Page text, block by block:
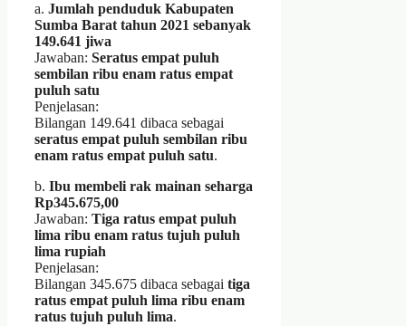
a. Jumlah penduduk Kabupaten
Sumba Barat tahun 2021 sebanyak
149.641 jiwa
Jawaban: Seratus empat puluh
sembilan ribu enam ratus empat
puluh satu
Penjelasan:
Bilangan 149.641 dibaca sebagai
seratus empat puluh sembilan ribu
enam ratus empat puluh satu.
b. Ibu membeli rak mainan seharga
Rp345.675,00
Jawaban: Tiga ratus empat puluh
lima ribu enam ratus tujuh puluh
lima rupiah
Penjelasan:
Bilangan 345.675 dibaca sebagai tiga
ratus empat puluh lima ribu enam
ratus tujuh puluh lima.